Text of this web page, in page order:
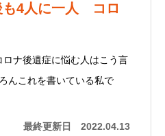
も4人に一人 コロ
ロナ後遺症に悩む人はこう言
んこれを書いている私で
最終更新日 2022.04.13